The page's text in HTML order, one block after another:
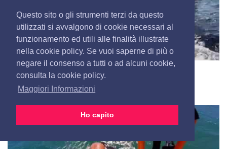
Questo sito o gli strumenti terzi da questo
utilizzati si avvalgono di cookie necessari al
funzionamento ed utili alle finalità illustrate
nella cookie policy. Se vuoi saperne di più o
negare il consenso a tutti o ad alcuni cookie,
consulta la cookie policy.
Maggiori Informazioni
Ho capito
La grande vela a Porto Cervo
2539 visualizzazioni